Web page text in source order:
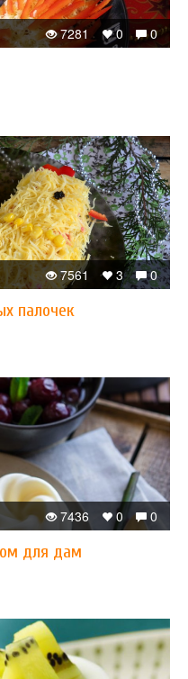
0
0
7281
0
3
7561
палочек
0
0
7436
для дам